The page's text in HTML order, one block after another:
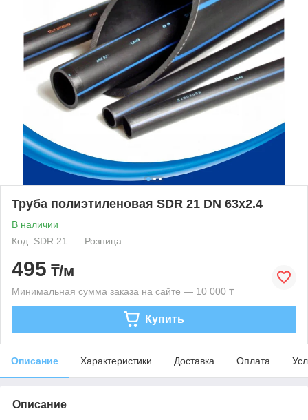
Труба полиэтиленовая SDR 21 DN 63x2.4
В наличии
Код: SDR 21
Розница
495 ₸/м
Минимальная сумма заказа на сайте — 10 000 ₸
Купить
Описание Характеристики Доставка Оплата
Описание